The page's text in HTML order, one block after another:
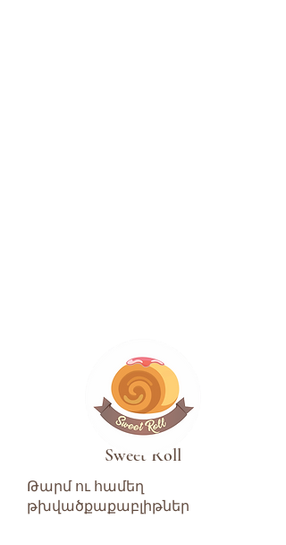
Sweet Roll
Թարմ ու համեղ
թխվածքաքաբլիթներ